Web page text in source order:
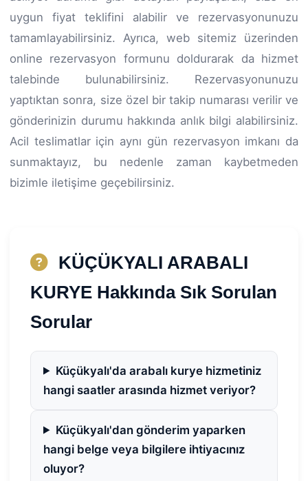
uygun fiyat teklifini alabilir ve rezervasyonunuzu
tamamlayabilirsiniz. Ayrıca, web sitemiz üzerinden
online rezervasyon formunu doldurarak da hizmet
talebinde bulunabilirsiniz. Rezervasyonunuzu
yaptıktan sonra, size özel bir takip numarası verilir ve
gönderinizin durumu hakkında anlık bilgi alabilirsiniz.
Acil teslimatlar için aynı gün rezervasyon imkanı da
sunmaktayız, bu nedenle zaman kaybetmeden
bizimle iletişime geçebilirsiniz.
KÜÇÜKYALI ARABALI
KURYE Hakkında Sık Sorulan
Sorular
Küçükyalı'da arabalı kurye hizmetiniz
hangi saatler arasında hizmet veriyor?
Küçükyalı'dan gönderim yaparken
hangi belge veya bilgilere ihtiyacınız
oluyor?